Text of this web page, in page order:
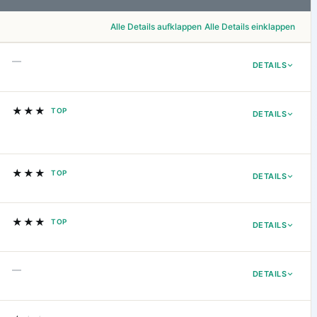
Alle Details aufklappen Alle Details einklappen
DETAILS
—
DETAILS
★★★ TOP
DETAILS
★★★ TOP
DETAILS
★★★ TOP
DETAILS
—